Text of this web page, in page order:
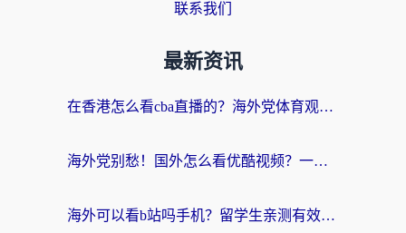
联系我们
最新资讯
在香港怎么看cba直播的？海外党体育观赛终极指南：告别版权限制，畅享中文解说
海外党别愁！国外怎么看优酷视频？一招解决追剧、看直播难题
海外可以看b站吗手机？留学生亲测有效的回国加速指南